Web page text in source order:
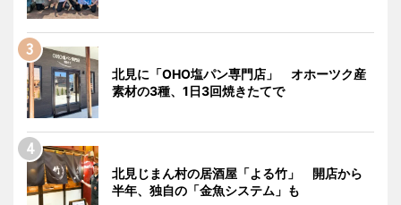
北見に「OHO塩パン専門店」 オホーツク産
素材の3種、1日3回焼きたてで
北見じまん村の居酒屋「よる竹」 開店から
半年、独自の「金魚システム」も